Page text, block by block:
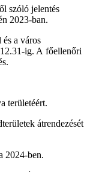
szóló jelentés
2023-ban.
és a város
ig. A főellenőri
területéért.
átrendezését
2024-ben.